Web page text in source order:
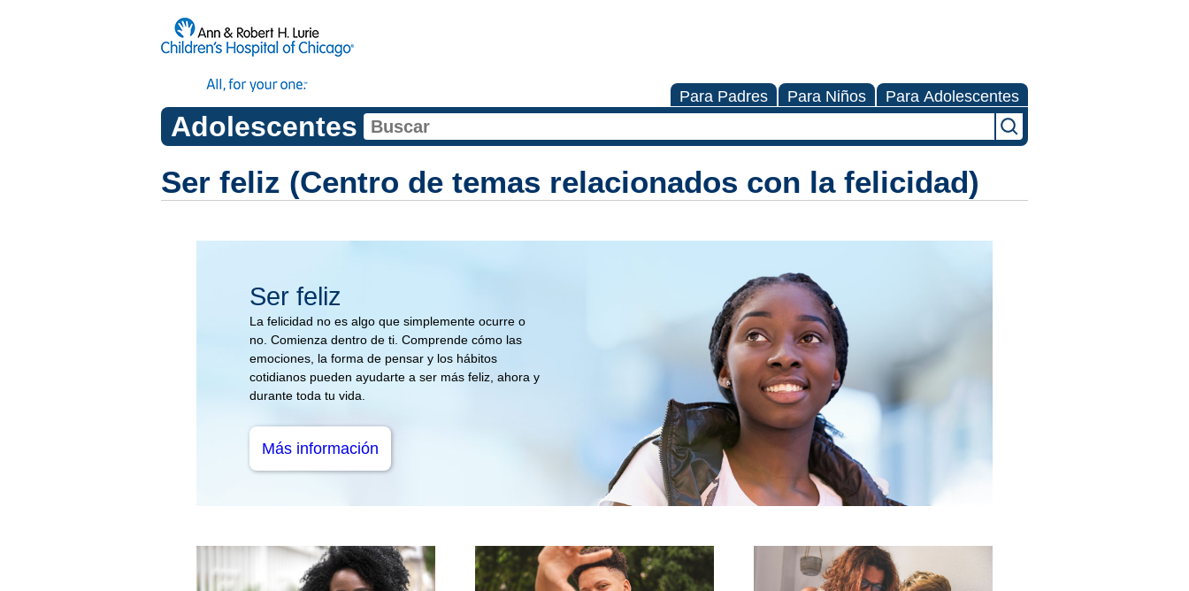
Para Padres Para Niños Para Adolescentes
Adolescentes
Ser feliz (Centro de temas relacionados con la felicidad)
Ser feliz
La felicidad no es algo que simplemente ocurre o
no. Comienza dentro de ti. Comprende cómo las
emociones, la forma de pensar y los hábitos
cotidianos pueden ayudarte a ser más feliz, ahora y
durante toda tu vida.
Más información